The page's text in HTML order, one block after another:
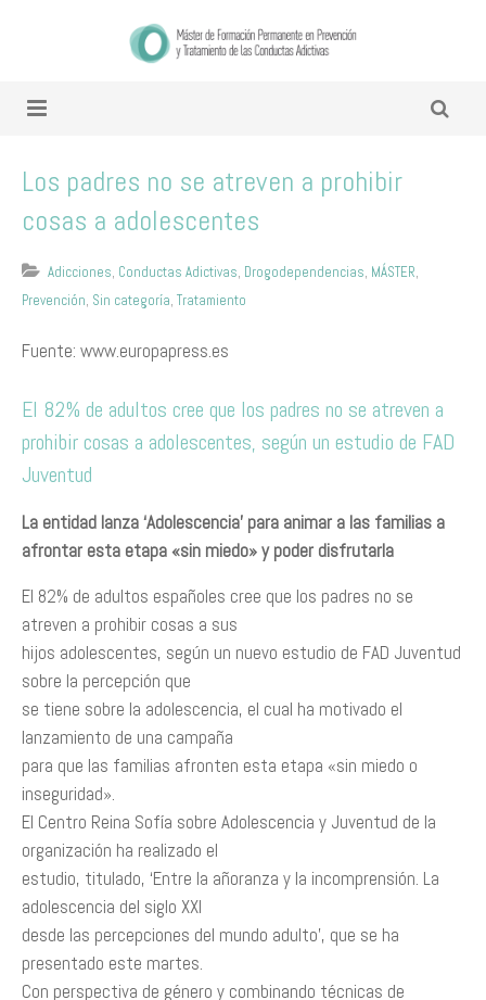
Los padres no se atreven a prohibir
cosas a adolescentes
Adicciones, Conductas Adictivas, Drogodependencias, MÁSTER,
Prevención, Sin categoría, Tratamiento
Fuente: www.europapress.es
El 82% de adultos cree que los padres no se atreven a
prohibir cosas a adolescentes, según un estudio de FAD
Juventud
La entidad lanza ‘Adolescencia’ para animar a las familias a
afrontar esta etapa «sin miedo» y poder disfrutarla
El 82% de adultos españoles cree que los padres no se
atreven a prohibir cosas a sus
hijos adolescentes, según un nuevo estudio de FAD Juventud
sobre la percepción que
se tiene sobre la adolescencia, el cual ha motivado el
lanzamiento de una campaña
para que las familias afronten esta etapa «sin miedo o
inseguridad».
El Centro Reina Sofía sobre Adolescencia y Juventud de la
organización ha realizado el
estudio, titulado, ‘Entre la añoranza y la incomprensión. La
adolescencia del siglo XXI
desde las percepciones del mundo adulto’, que se ha
presentado este martes.
Con perspectiva de género y combinando técnicas de